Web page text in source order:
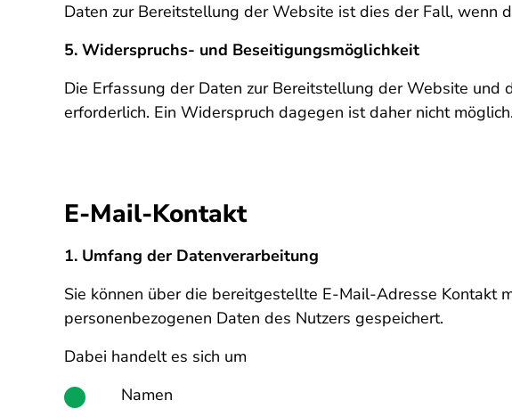
Daten zur Bereitstellung der Website ist dies der Fall, wenn
5. Widerspruchs- und Beseitigungsmöglichkeit
Die Erfassung der Daten zur Bereitstellung der Website
erforderlich. Ein Widerspruch dagegen ist daher nicht möglich.
E-Mail-Kontakt
1. Umfang der Datenverarbeitung
Sie können über die bereitgestellte E-Mail-Adresse Kontakt
personenbezogenen Daten des Nutzers gespeichert.
Dabei handelt es sich um
Namen